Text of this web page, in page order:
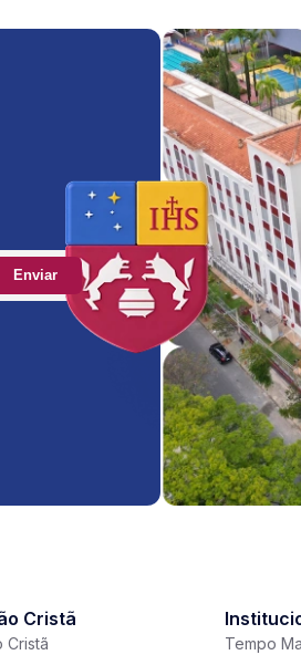
Enviar
Cristã
Cristã Tempo